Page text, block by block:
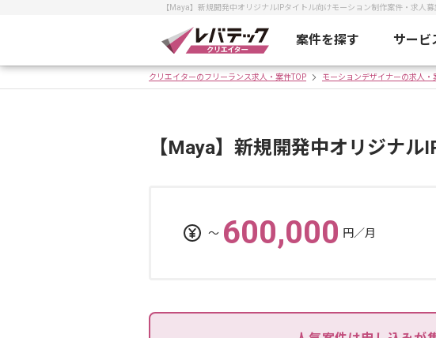
【Maya】新規開発中オリジナルIPタイトル向けモーション制作案件・求人
案件を探す サービ
クリエイターのフリーランス求人・案件TOP モーションデザイナーの求人・
【Maya】新規開発中オリジナ
〜 600,000 円／月